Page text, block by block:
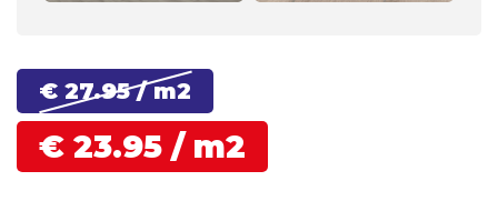
€ 27.95/ m2
€ 23.95 / m2